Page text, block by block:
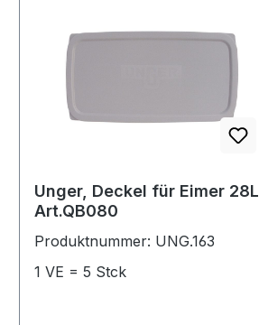
Unger, Deckel für Eimer 28L
Art.QB080
Produktnummer: UNG.163
1 VE = 5 Stck